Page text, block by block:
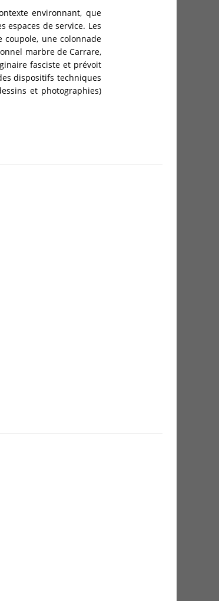
environnant, que
espaces de service. Les
coupole, une colonnade
marbre de Carrare,
fasciste et prévoit
dispositifs techniques
et photographies)